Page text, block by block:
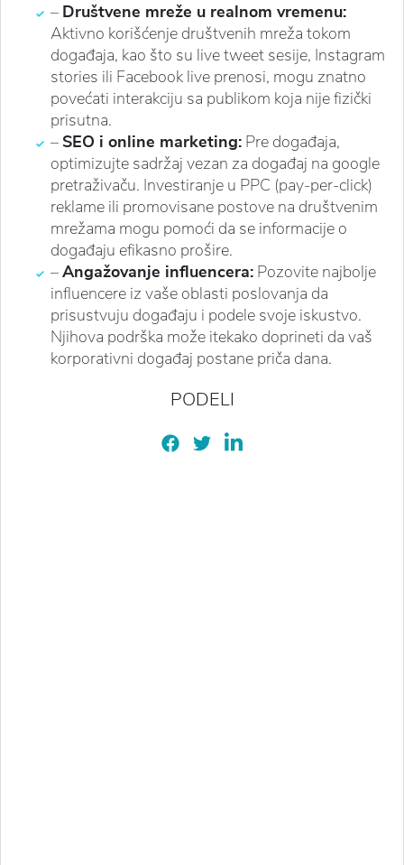
– Društvene mreže u realnom vremenu:
Aktivno korišćenje društvenih mreža tokom
događaja, kao što su live tweet sesije, Instagram
stories ili Facebook live prenosi, mogu znatno
povećati interakciju sa publikom koja nije fizički
prisutna.
– SEO i online marketing: Pre događaja,
optimizujte sadržaj vezan za događaj na google
pretraživaču. Investiranje u PPC (pay-per-click)
reklame ili promovisane postove na društvenim
mrežama mogu pomoći da se informacije o
događaju efikasno prošire.
–Angažovanje influencera: Pozovite najbolje
influencere iz vaše oblasti poslovanja da
prisustvuju događaju i podele svoje iskustvo.
Njihova podrška može itekako doprineti da vaš
korporativni događaj postane priča dana.
PODELI